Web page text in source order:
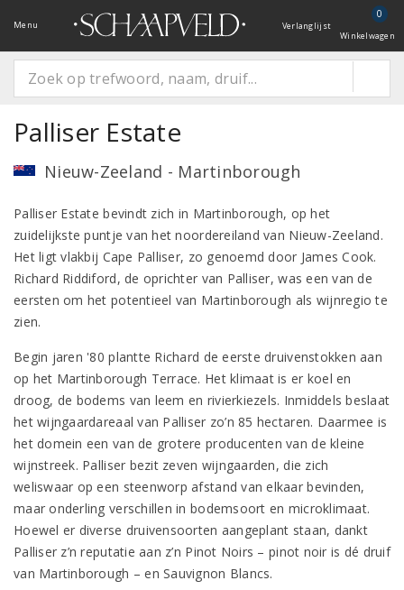
Menu Verlanglijst
0
Winkelwagen
Palliser Estate
Nieuw-Zeeland - Martinborough
Palliser Estate bevindt zich in Martinborough, op het
zuidelijkste puntje van het noordereiland van Nieuw-Zeeland.
Het ligt vlakbij Cape Palliser, zo genoemd door James Cook.
Richard Riddiford, de oprichter van Palliser, was een van de
eersten om het potentieel van Martinborough als wijnregio te
zien.
Begin jaren '80 plantte Richard de eerste druivenstokken aan
op het Martinborough Terrace. Het klimaat is er koel en
droog, de bodems van leem en rivierkiezels. Inmiddels beslaat
het wijngaardareaal van Palliser zo’n 85 hectaren. Daarmee is
het domein een van de grotere producenten van de kleine
wijnstreek. Palliser bezit zeven wijngaarden, die zich
weliswaar op een steenworp afstand van elkaar bevinden,
maar onderling verschillen in bodemsoort en microklimaat.
Hoewel er diverse druivensoorten aangeplant staan, dankt
Palliser z’n reputatie aan z’n Pinot Noirs – pinot noir is dé druif
van Martinborough – en Sauvignon Blancs.